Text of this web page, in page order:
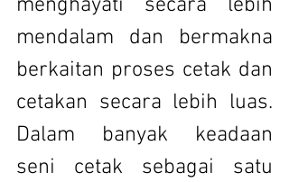
menghayati secara lebih
mendalam dan bermakna
berkaitan proses cetak dan
cetakan secara lebih luas.
Dalam banyak keadaan
seni cetak sebagai satu